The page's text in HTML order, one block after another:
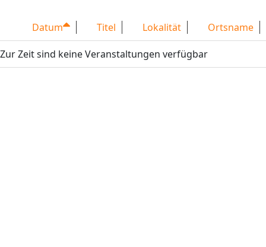
Datum Titel Lokalität Ortsname
Zur Zeit sind keine Veranstaltungen verfügbar